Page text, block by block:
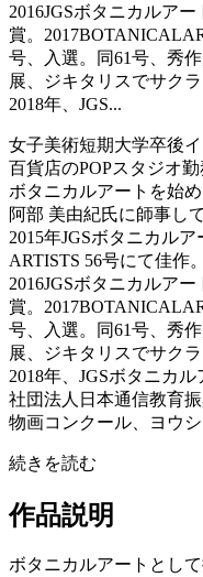
2016JGSボタニカルア
賞。
号、入選。同61号、秀
展、ジキタリスでサク
2018年、JGS...
女子美術短期大学卒後
百貨店のPOPスタジオ
ボタニカルアートを始
阿部 美由紀氏に師事し
2015年JGSボタニカル
ARTISTS 56号にて佳作
2016JGSボタニカルア
賞。
号、入選。同61号、秀
展、ジキタリスでサク
2018年、JGSボタニカ
社団法人日本通信教育
物画コンクール、ヨウ
続きを読む
作品説明
ボタニカルアートとし